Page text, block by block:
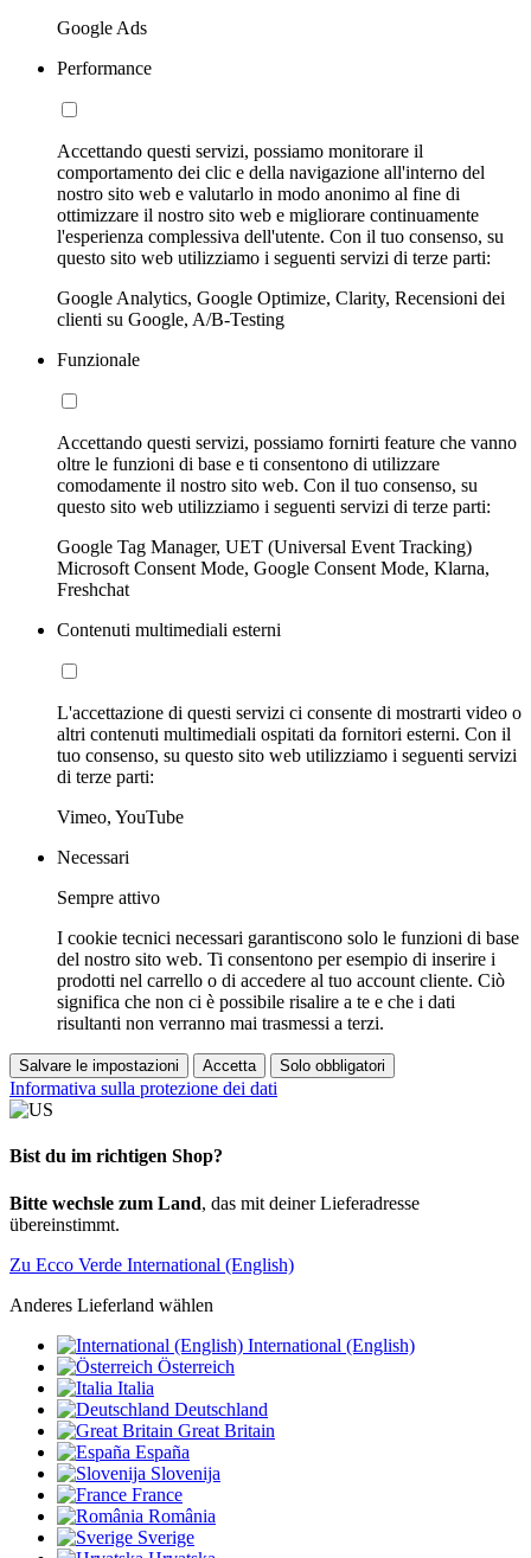
Google Ads
Performance
Accettando questi servizi, possiamo monitorare il
comportamento dei clic e della navigazione all'interno del
nostro sito web e valutarlo in modo anonimo al fine di
ottimizzare il nostro sito web e migliorare continuamente
l'esperienza complessiva dell'utente. Con il tuo consenso, su
questo sito web utilizziamo i seguenti servizi di terze parti:
Google Analytics, Google Optimize, Clarity, Recensioni dei
clienti su Google, A/B-Testing
Funzionale
Accettando questi servizi, possiamo fornirti feature che vanno
oltre le funzioni di base e ti consentono di utilizzare
comodamente il nostro sito web. Con il tuo consenso, su
questo sito web utilizziamo i seguenti servizi di terze parti:
Google Tag Manager, UET (Universal Event Tracking)
Microsoft Consent Mode, Google Consent Mode, Klarna,
Freshchat
Contenuti multimediali esterni
L'accettazione di questi servizi ci consente di mostrarti video o
altri contenuti multimediali ospitati da fornitori esterni. Con il
tuo consenso, su questo sito web utilizziamo i seguenti servizi
di terze parti:
Vimeo, YouTube
Necessari
Sempre attivo
I cookie tecnici necessari garantiscono solo le funzioni di base
del nostro sito web. Ti consentono per esempio di inserire i
prodotti nel carrello o di accedere al tuo account cliente. Ciò
significa che non ci è possibile risalire a te e che i dati
risultanti non verranno mai trasmessi a terzi.
Salvare le impostazioni Accetta Solo obbligatori
Informativa sulla protezione dei dati
Bist du im richtigen Shop?
Bitte wechsle zum Land, das mit deiner Lieferadresse
übereinstimmt.
Zu Ecco Verde International (English)
Anderes Lieferland wählen
International (English)
Österreich
Italia
Deutschland
Great Britain
España
Slovenija
France
România
Sverige